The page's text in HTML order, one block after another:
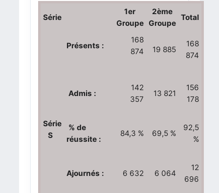
Série
1er
Groupe
2ème
Groupe
Total
Série
S
Présents :
168
874
19 885
168
874
Admis :
142
357
13 821
156
178
% de
réussite :
84,3 % 69,5 %
92,5
%
Ajournés : 6 632 6 064
12
696